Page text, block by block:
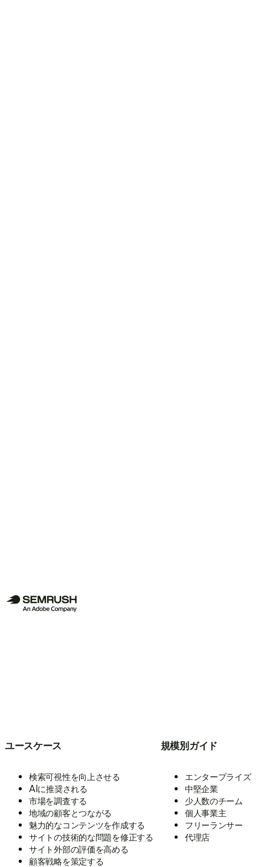
ユースケース
検索可視性を向上させる
AIに推奨される
市場を調査する
地域の顧客とつながる
魅力的なコンテンツを作成する
サイトの技術的な問題を修正する
サイト外部の評価を高める
顧客戦略を策定する
規模別ガイド
エンタープライズ
中堅企業
少人数のチーム
個人事業主
フリーランサー
代理店